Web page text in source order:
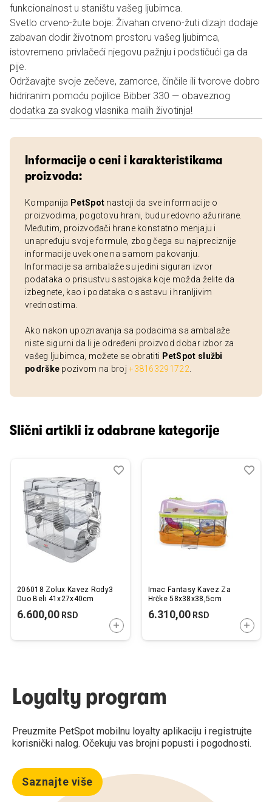
funkcionalnost u staništu vašeg ljubimca.
Svetlo crveno-žute boje: Živahan crveno-žuti dizajn dodaje
zabavan dodir životnom prostoru vašeg ljubimca,
istovremeno privlačeći njegovu pažnju i podstičući ga da
pije.
Održavajte svoje zečeve, zamorce, činčile ili tvorove dobro
hidriranim pomoću pojilice Bibber 330 — obaveznog
dodatka za svakog vlasnika malih životinja!
Informacije o ceni i karakteristikama
proizvoda:
Kompanija PetSpot nastoji da sve informacije o
proizvodima, pogotovu hrani, budu redovno ažurirane.
Međutim, proizvođači hrane konstatno menjaju i
unapređuju svoje formule, zbog čega su najpreciznije
informacije uvek one na samom pakovanju.
Informacije sa ambalaže su jedini siguran izvor
podataka o prisustvu sastojaka koje možda želite da
izbegnete, kao i podataka o sastavu i hranljivim
vrednostima.
Ako nakon upoznavanja sa podacima sa ambalaže
niste sigurni da li je određeni proizvod dobar izbor za
vašeg ljubimca, možete se obratiti PetSpot službi
podrške pozivom na broj+38163291722
Slični artikli iz odabrane kategorije
206018 Zolux Kavez Rody3
Duo Beli 41x27x40cm
6.600,00 RSD
DODAJTE U KORPU
Dodaj
Uporedi
Imac Fantasy Kavez Za
Hrčke 58x38x38,5cm
6.310,00RSD
Loyalty program
Preuzmite PetSpot mobilnu loyalty aplikaciju i registrujte
korisnički nalog. Očekuju vas brojni popusti i pogodnosti.
Saznajte više